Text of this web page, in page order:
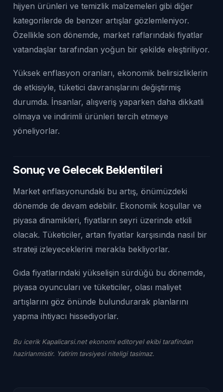
hijyen ürünleri ve temizlik malzemeleri gibi diğer
kategorilerde de benzer artışlar gözlemleniyor.
Özellikle son dönemde, market raflarındaki fiyatlar
vatandaşlar tarafından yoğun bir şekilde eleştiriliyor.
Yüksek enflasyon oranları, ekonomik belirsizliklerin
de etkisiyle, tüketici davranışlarını değiştirmiş
durumda. İnsanlar, alışveriş yaparken daha dikkatli
olmaya ve indirimli ürünleri tercih etmeye
yöneliyorlar.
Sonuç ve Gelecek Beklentileri
Market enflasyonundaki bu artış, önümüzdeki
dönemde de devam edebilir. Ekonomik koşullar ve
piyasa dinamikleri, fiyatların seyri üzerinde etkili
olacak. Tüketiciler, artan fiyatlar karşısında nasıl bir
strateji izleyeceklerini merakla bekliyorlar.
Gıda fiyatlarındaki yükselişin sürdüğü bu dönemde,
piyasa oyuncuları ve tüketiciler, olası maliyet
artışlarını göz önünde bulundurarak planlarını
yapma ihtiyacı hissediyorlar.
Bu icerik Kapalicarsi.net ekonomi editoryel ekibi tarafindan
hazirlanmistir. Yatirim tavsiyesi niteligi tasimaz.